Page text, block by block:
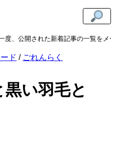
公開された新着記事の一覧をメール
ド ごれんらく
い羽毛と